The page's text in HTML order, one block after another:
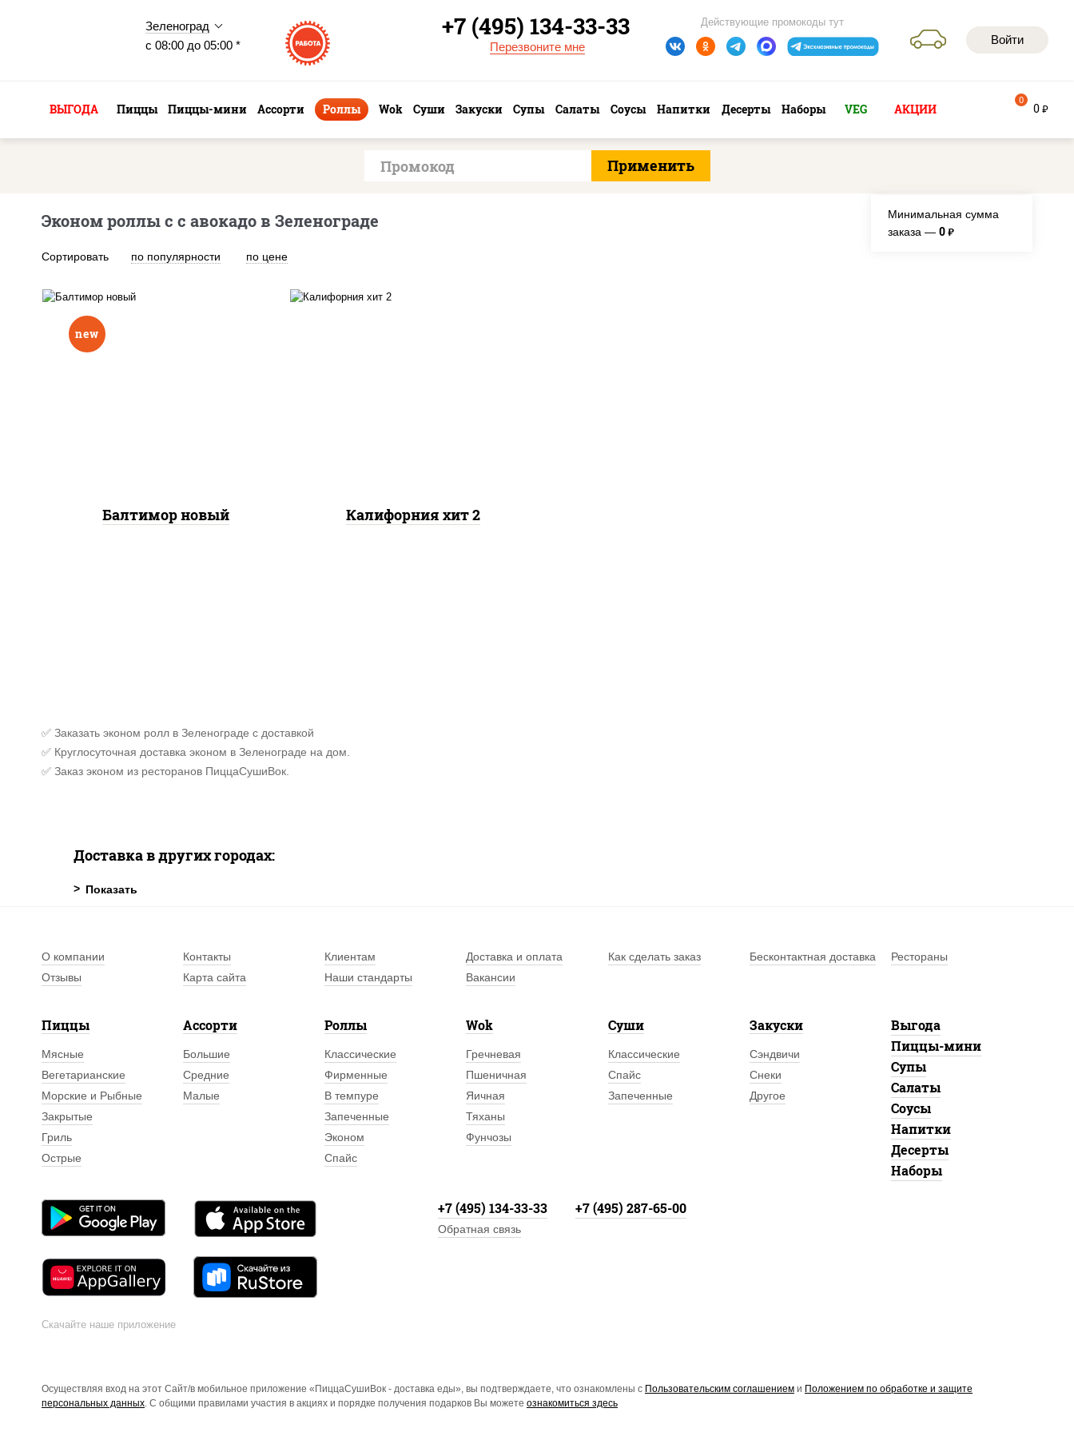
Зеленоград
с 08:00 до 05:00 *
Войти
Действующие промокоды тут
+7 (495) 134-33-33
Перезвоните мне
ВЫГОДА Пиццы Пиццы-мини Ассорти Роллы Wok Суши Закуски Супы Салаты Соусы Напитки Десерты Наборы VEG АКЦИИ 0 руб
0
Эконом роллы с с авокадо в Зеленограде
Сортировать по популярности по цене
Минимальная сумма
заказа — 0 руб.
new
Балтимор новый Калифорния хит 2
✅ Заказать эконом ролл в Зеленограде с доставкой
✅ Круглосуточная доставка эконом в Зеленограде на дом.
✅ Заказ эконом из ресторанов ПиццаСушиВок.
Доставка в других городах:
О компании Контакты Клиентам Доставка и оплата Как сделать заказ Бесконтактная доставка
Рестораны
Отзывы
Карта сайта Наши стандарты Вакансии
Пиццы
Мясные
Вегетарианские
Морские и Рыбные
Закрытые
Гриль
Острые
Ассорти
Большие
Средние
Малые
Роллы
Классические
Фирменные
В темпуре
Запеченные
Эконом
Спайс
Wok
Гречневая
Пшеничная
Яичная
Тяханы
Фунчозы
Суши
Классические
Спайс
Запеченные
Закуски
Сэндвичи
Снеки
Другое
Выгода
Пиццы-мини
Супы
Салаты
Соусы
Напитки
Десерты
Наборы
Скачайте наше приложение
+7 (495) 134-33-33 +7 (495) 287-65-00
Обратная связь
Осуществляя вход на этот Сайт/в мобильное приложение «ПиццаСушиВок - доставка еды», вы подтверждаете, что ознакомлены с Пользовательским соглашением и Положением по обработке и защите
персональных данных. С общими правилами участия в акциях и порядке получения подарков Вы можете ознакомиться здесь